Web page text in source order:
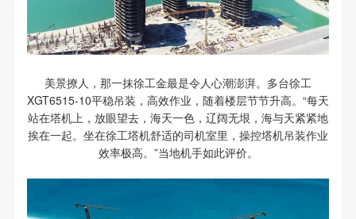
美景撩人，那一抹徐工金最是令人心潮澎湃。多台徐工
XGT6515-10平稳吊装，高效作业，随着楼层节节升高。“每天
站在塔机上，放眼望去，海天一色，辽阔无垠，海与天紧紧地
挨在一起。坐在徐工塔机舒适的司机室里，操控塔机吊装作业
效率极高。”当地机手如此评价。